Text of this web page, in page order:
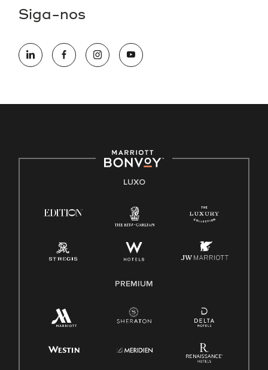
Siga-nos
LUXO
PREMIUM